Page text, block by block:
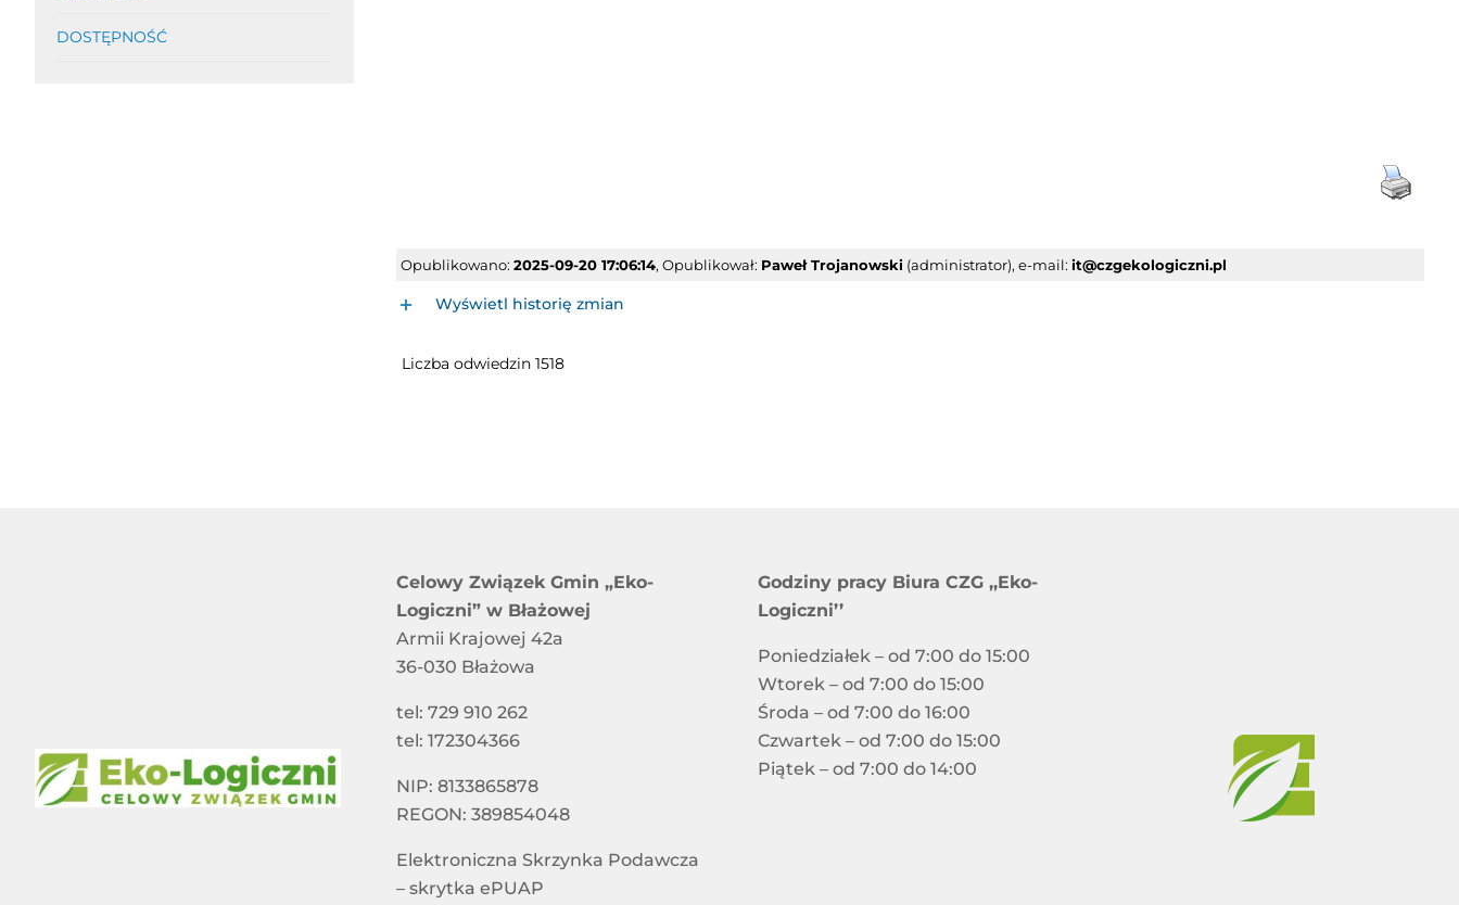
DOSTĘPNOŚĆ
Opublikowano: 2025-09-20 17:06:14, Opublikował: Paweł Trojanowski(administrator), e-mail: it@czgekologiczni.pl
Wyświetl historię zmian
Liczba odwiedzin 1518
Celowy Związek Gmin „Eko-
Logiczni” w Błażowej
Armii Krajowej 42a
36-030 Błażowa
tel: 729 910 262
tel: 172304366
NIP: 8133865878
REGON: 389854048
Elektroniczna Skrzynka Podawcza
– skrytka ePUAP
Godziny pracy Biura CZG ,,Eko-
Logiczni’’
Poniedziałek – od 7:00 do 15:00
Wtorek – od 7:00 do 15:00
Środa – od 7:00 do 16:00
Czwartek – od 7:00 do 15:00
Piątek – od 7:00 do 14:00